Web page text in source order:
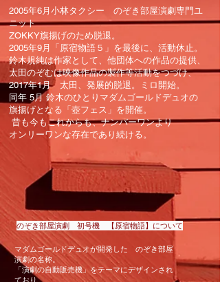
2005年6月小林タクシー のぞき部屋演劇専門ユ
ニット
ZOKKY旗揚げのため脱退。
2005年9月「原宿物語５」を最後に、活動休止。
鈴木規純は作家として、他団体への作品の提供、
太田のぞむは映像作品の製作等活動をつづけ、
2017年1月 太田、発展的脱退。ミロ開始。
同年 5月 鈴木のひとりマダムゴールドデュオの
旗揚げとなる「壺フェス」を開催。
昔も今もこれからも、ナンバーワンより
オンリーワンな存在であり続ける。
のぞき部屋演劇 初号機 【原宿物語】について
マダムゴールドデュオが開発した のぞき部屋
演劇の名称。
「演劇の自動販売機」をテーマにデザインされ
ており、